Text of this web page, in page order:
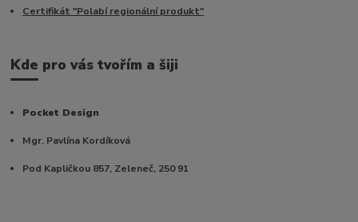
Certifikát "Polabí regionální produkt"
Kde pro vás tvořím a šiji
Pocket Design
Mgr. Pavlína Kordíková
Pod Kapličkou 857, Zeleneč, 250 91